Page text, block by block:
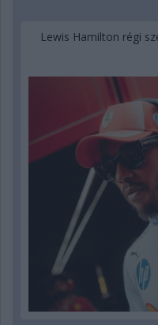
Lewis Hamilton régi